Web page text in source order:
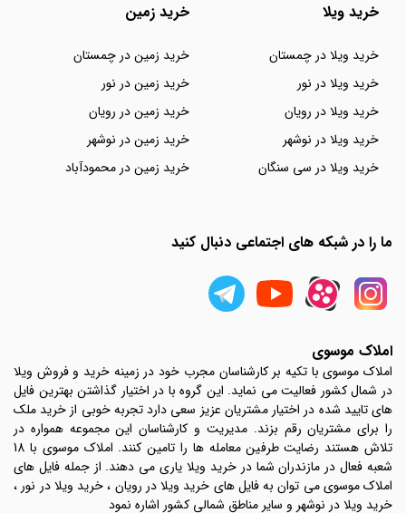
خرید ویلا
خرید ویلا در چمستان
خرید ویلا در نور
خرید ویلا در رویان
خرید ویلا در نوشهر
خرید ویلا در سی سنگان
خرید زمین
خرید زمین در چمستان
خرید زمین در نور
خرید زمین در رویان
خرید زمین در نوشهر
خرید زمین در محمودآباد
ما را در شبکه های اجتماعی دنبال کنید
املاک موسوی
املاک موسوی با تکیه بر کارشناسان مجرب خود در زمینه خرید و فروش ویلا
در شمال کشور فعالیت می نماید. این گروه با در اختیار گذاشتن بهترین فایل
های تایید شده در اختیار مشتریان عزیز سعی دارد تجربه خوبی از خرید ملک
را برای مشتریان رقم بزند. مدیریت و کارشناسان این مجموعه همواره در
تلاش هستند رضایت طرفین معامله ها را تامین کنند. املاک موسوی با 18
شعبه فعال در مازندران شما در خرید ویلا یاری می دهند. از جمله فایل های
املاک موسوی می توان به فایل های خرید ویلا در رویان ، خرید ویلا در نور ،
خرید ویلا در نوشهر و سایر مناطق شمالی کشور اشاره نمود